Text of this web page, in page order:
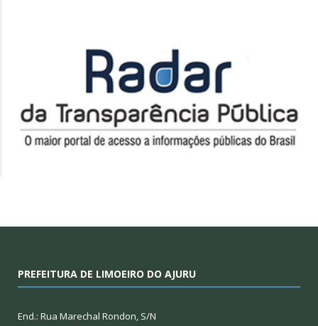
PREFEITURA DE LIMOEIRO DO AJURU
End.: Rua Marechal Rondon, S/N